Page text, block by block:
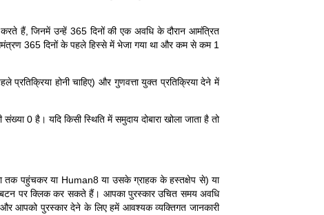
हैं, जिनमें उन्हें 365 दिनों की एक अवधि के दौरान आमंत्रित
365 दिनों के पहले हिस्से में भेजा गया था और कम से कम 1
प्रतिक्रिया होनी चाहिए) और गुणवत्ता युक्त प्रतिक्रिया देने में
0 है। यदि किसी स्थिति में समुदाय दोबारा खोला जाता है तो
तक पहुंचकर या Human8 या उसके ग्राहक के हस्तक्षेप से) या
बटन पर क्लिक कर सकते हैं। आपका पुरस्कार उचित समय अवधि
और आपको पुरस्कार देने के लिए हमें आवश्यक व्यक्तिगत जानकारी